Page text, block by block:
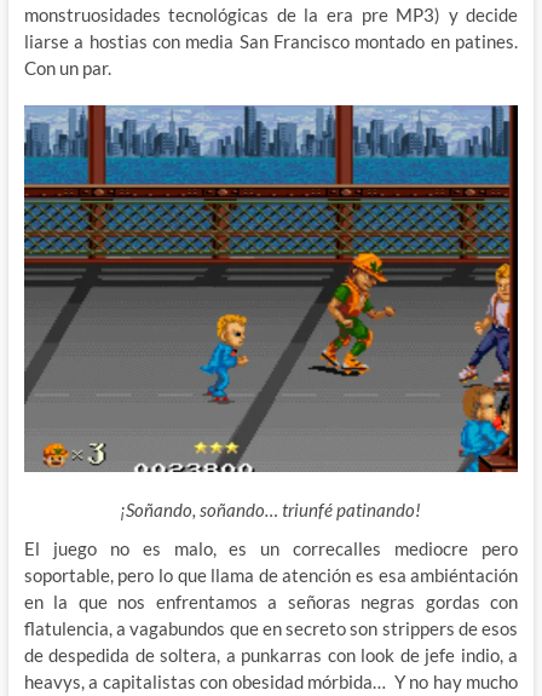
monstruosidades tecnológicas de la era pre MP3) y decide
liarse a hostias con media San Francisco montado en patines.
Con un par.
¡Soñando, soñando… triunfé patinando!
El juego no es malo, es un correcalles mediocre pero
soportable, pero lo que llama de atención es esa ambiéntación
en la que nos enfrentamos a señoras negras gordas con
flatulencia, a vagabundos que en secreto son strippers de esos
de despedida de soltera, a punkarras con look de jefe indio, a
heavys, a capitalistas con obesidad mórbida… Y no hay mucho